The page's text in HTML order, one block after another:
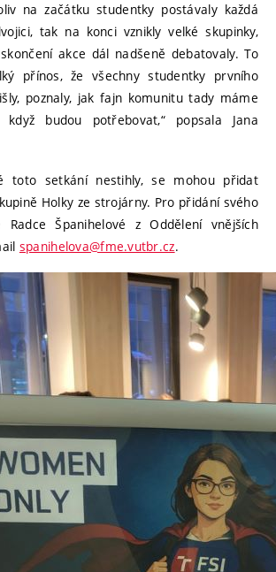
na začátku studentky postávaly každá
tak na konci vznikly velké skupinky,
akce dál nadšeně debatovaly. To
přínos, že všechny studentky prvního
poznaly, jak fajn komunitu tady máme
budou potřebovat,“ popsala Jana
toto setkání nestihly, se mohou přidat
Holky ze strojárny. Pro přidání svého
Radce Španihelové z Oddělení vnějších
spanihelova@fme.vutbr.cz.